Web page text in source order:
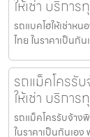
ให้เช่า บริกา
รถแบคโฮให้เช่าหน
ไทย ในราคาเป็น
รถแม็คโครรั
ให้เช่า บริกา
รถแม็คโครรับจ้าง
ในราคาเป็นกันเอ